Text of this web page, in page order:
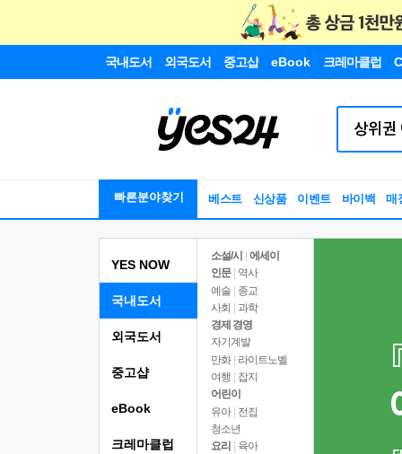
국내도서 외국도서 중고샵 eBook 크레마클럽
빠른분야찾기 베스트 신상품 이벤트 바이백 매
YES NOW
국내도서
소설/시
에세이
인문
역사
예술 | 종교
사회 | 과학
경제 경영
자기계발
만화 | 라이트노벨
여행
잡지
어린이
유아 | 전집
청소년
요리
육아
외국도서
중고샵
eBook
크레마클럽